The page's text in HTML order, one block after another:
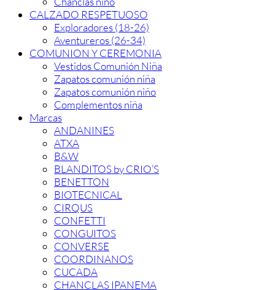
CALZADO RESPETUOSO
Exploradores (18-26)
Aventureros (26-34)
COMUNION Y CEREMONIA
Vestidos Comunión Niña
Zapatos comunión niña
Zapatos comunión niño
Complementos niña
Marcas
ANDANINES
ATXA
B&W
BLANDITOS by CRIO’S
BENETTON
BIOTECNICAL
CIRQUS
CONFETTI
CONGUITOS
CONVERSE
COORDINANOS
CUCADA
CHANCLAS IPANEMA